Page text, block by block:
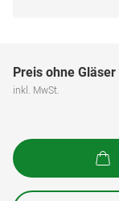
Preis ohne Gläser
inkl. MwSt.